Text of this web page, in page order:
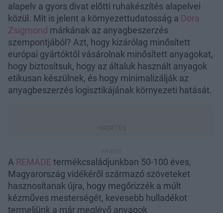
alapelv a gyors divat előtti ruhakészítés alapelvei
közül. Mit is jelent a környezettudatosság a Dora
Zsigmond márkának az anyagbeszerzés
szempontjából? Azt, hogy kizárólag minősített
európai gyártóktól vásárolnak minősített anyagokat,
hogy biztosítsuk, hogy az általuk használt anyagok
etikusan készülnek, és hogy minimalizálják az
anyagbeszerzés logisztikájának környezeti hatását.
A REMADE termékcsaládjunkban 50-100 éves,
Magyarország vidékéről származó szöveteket
hasznosítanak újra, hogy megőrizzék a múlt
kézműves mesterségét, kevesebb hulladékot
termeljünk a már meglévő anyagok